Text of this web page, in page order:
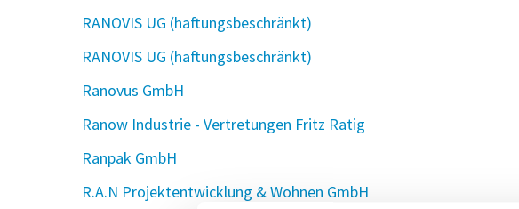
RANOVIS UG (haftungsbeschränkt)
RANOVIS UG (haftungsbeschränkt)
Ranovus GmbH
Ranow Industrie - Vertretungen Fritz Ratig
Ranpak GmbH
R.A.N Projektentwicklung & Wohnen GmbH